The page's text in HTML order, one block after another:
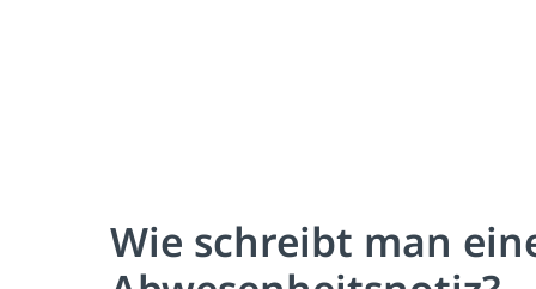
Wie schreibt man